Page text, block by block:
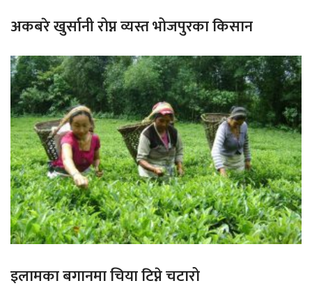
अकबरे खुर्सानी रोप्न व्यस्त भोजपुरका किसान
इलामका बगानमा चिया टिप्ने चटारो